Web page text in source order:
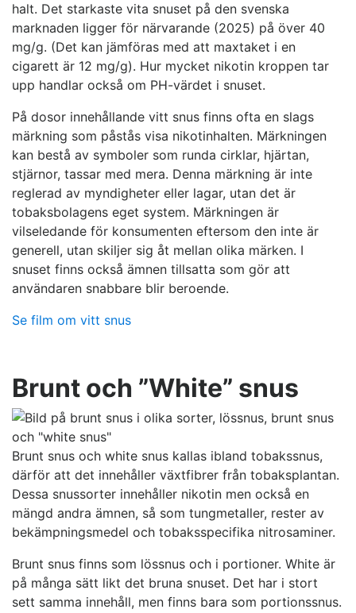
halt. Det starkaste vita snuset på den svenska
marknaden ligger för närvarande (2025) på över 40
mg/g. (Det kan jämföras med att maxtaket i en
cigarett är 12 mg/g). Hur mycket nikotin kroppen tar
upp handlar också om PH-värdet i snuset.
På dosor innehållande vitt snus finns ofta en slags
märkning som påstås visa nikotinhalten. Märkningen
kan bestå av symboler som runda cirklar, hjärtan,
stjärnor, tassar med mera. Denna märkning är inte
reglerad av myndigheter eller lagar, utan det är
tobaksbolagens eget system. Märkningen är
vilseledande för konsumenten eftersom den inte är
generell, utan skiljer sig åt mellan olika märken. I
snuset finns också ämnen tillsatta som gör att
användaren snabbare blir beroende.
Se film om vitt snus
Brunt och ”White” snus
Brunt snus och white snus kallas ibland tobakssnus,
därför att det innehåller växtfibrer från tobaksplantan.
Dessa snussorter innehåller nikotin men också en
mängd andra ämnen, så som tungmetaller, rester av
bekämpningsmedel och tobaksspecifika nitrosaminer.
Brunt snus finns som lössnus och i portioner. White är
på många sätt likt det bruna snuset. Det har i stort
sett samma innehåll, men finns bara som portionssnus.